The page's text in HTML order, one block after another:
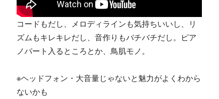
コードもだし、メロディラインも気持ちいいし、リ
ズムもキレキレだし、音作りもバチバチだし。ピア
ノパート入るところとか、鳥肌モノ。
※ヘッドフォン・大音量じゃないと魅力がよくわから
ないかも